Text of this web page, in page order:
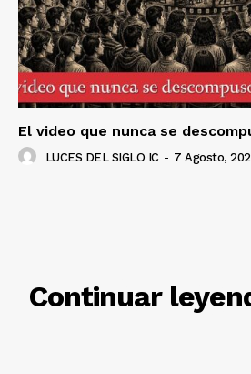
Empresa
Nosotros
Contacto
El video que nunca se
LUCES DEL SIGLO IC - 7 Agosto,
Continuar